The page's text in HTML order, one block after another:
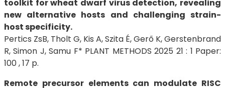
toolkit for wheat dwarf virus detection, revealing
new alternative hosts and challenging strain-
host specificity.
Pertics ZsB, Tholt G, Kis A, Szita É, Gerő K, Gerstenbrand
R, Simon J, Samu F* PLANT METHODS 2025 21 : 1 Paper:
100 , 17 p.
Remote precursor elements can modulate RISC